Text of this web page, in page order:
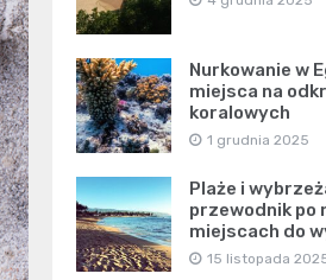
Nurkowanie w
miejsca na
koralowych
1 grudnia 2025
Plaże i
przewodnik po
miejscach do
15 listopada